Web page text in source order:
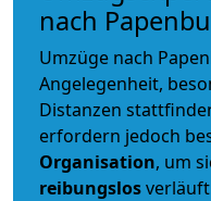
nach
Umzüge nach
Angelegenheit,
Distanzen
erfordern jedoch
Organisation, um
reibungslos